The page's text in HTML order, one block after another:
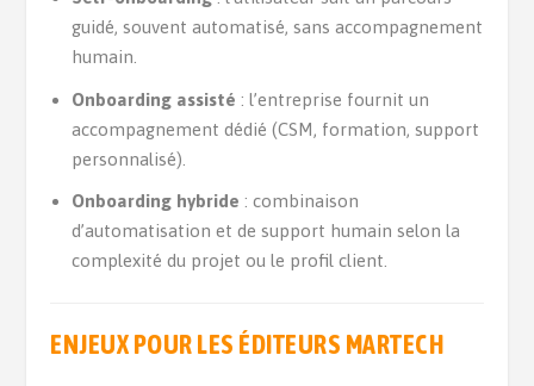
guidé, souvent automatisé, sans accompagnement
humain.
Onboarding assisté : l’entreprise fournit un
accompagnement dédié (CSM, formation, support
personnalisé).
Onboarding hybride : combinaison
d’automatisation et de support humain selon la
complexité du projet ou le profil client.
ENJEUX POUR LES ÉDITEURS MARTECH